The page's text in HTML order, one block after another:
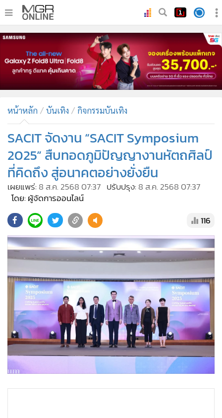
• หน้าหลัก
ทันเหตุการณ์
ภาคใต้
• ภูมิภาค
• บันเทิง
ผู้จัดการรายวัน
• คอลัมนิสต์
• ละคร
• CbizReview
• Cyber BIZ
• Good health & Well-being
• Green Innovation & SD
• Management & HR
• Infographic
การเมือง
ท่องเที่ยว
กีฬา
• ต่างประเทศ
• Special Scoop
• เศรษฐกิจ-ธุรกิจ
• จีน
หน้าหลัก บันเทิง กิจกรรมบันเทิง
SACIT จัดงาน “SACIT Symposium
2025” สืบทอดภูมิปัญญางานหัตถศิลป์
ที่คิดถึง สู่อนาคตอย่างยั่งยืน
เผยแพร่: 8 ส.ค. 2568 07:37 ปรับปรุง: 8 ส.ค. 2568 07:37
โดย: ผู้จัดการออนไลน์
116